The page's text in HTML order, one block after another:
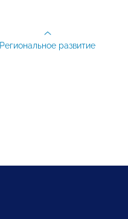
Региональное развитие